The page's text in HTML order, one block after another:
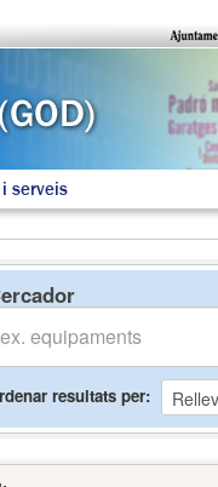
serveis
resultats per